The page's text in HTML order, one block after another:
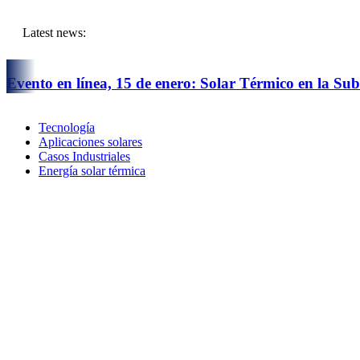
Latest news:
Evento en línea, 15 de enero: Solar Térmico en la
Sisener Ingenieros firma un acuerdo marco con
Damos la bienvenida a nuestro nuevo socio Citrus en
Tecnología
Aplicaciones solares
Casos Industriales
Energía solar térmica